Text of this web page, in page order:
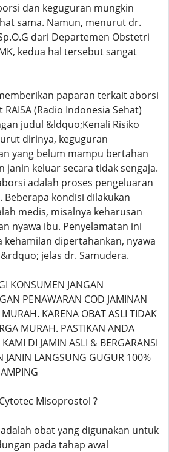
dan keguguran mungkin
sama. Namun, menurut dr.
dari Departemen Obstetri
kedua hal tersebut sangat
paparan terkait aborsi
(Radio Indonesia Sehat)
judul &ldquo;Kenali Risiko
dirinya, keguguran
yang belum mampu bertahan
janin keluar secara tidak sengaja.
adalah proses pengeluaran
Beberapa kondisi dilakukan
medis, misalnya keharusan
nyawa ibu. Penyelamatan ini
kehamilan dipertahankan, nyawa
jelas dr. Samudera.
KONSUMEN JANGAN
PENAWARAN COD JAMINAN
KARENA OBAT ASLI TIDAK
MURAH. PASTIKAN ANDA
DI JAMIN ASLI & BERGARANSI
JANIN LANGSUNG GUGUR 100%
Misoprostol ?
obat yang digunakan untuk
pada tahap awal